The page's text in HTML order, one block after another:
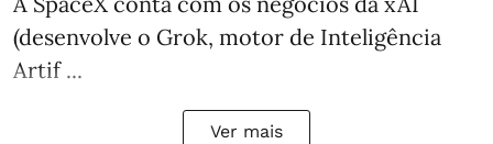
(desenvolve o Grok, motor de Inteligência
Artif ...
Ver mais